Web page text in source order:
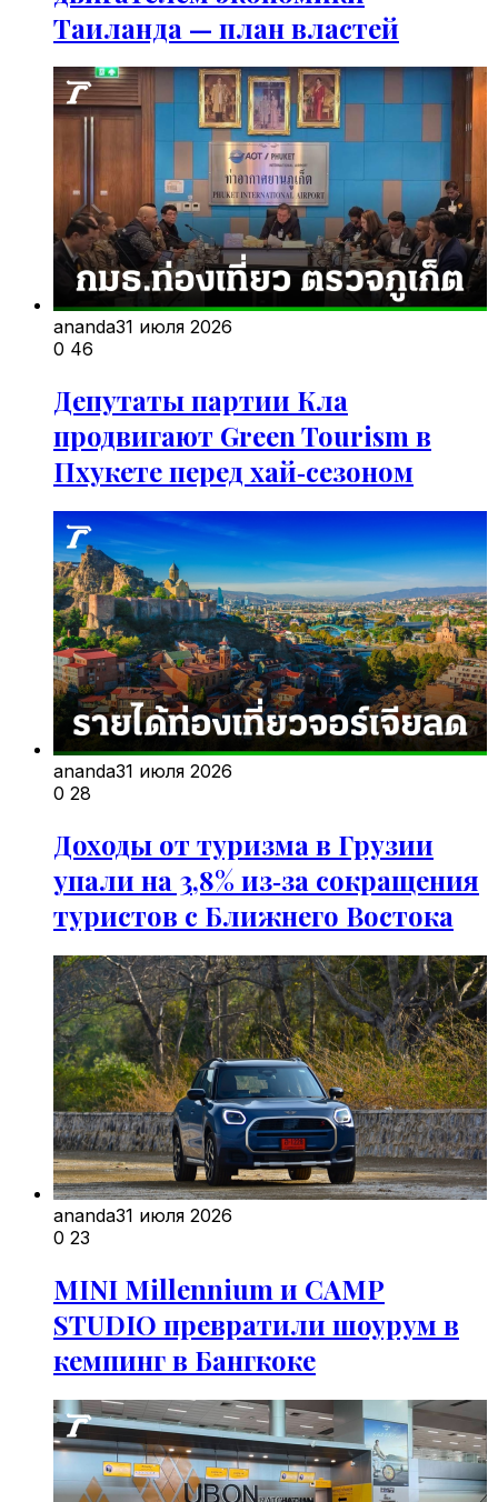
Таиланда — план властей
ananda31 июля 2026
0 46
Депутаты партии Кла
продвигают Green Tourism в
Пхукете перед хай‑сезоном
ananda31 июля 2026
0 28
Доходы от туризма в Грузии
упали на 3,8% из‑за сокращения
туристов с Ближнего Востока
ananda31 июля 2026
0 23
MINI Millennium и CAMP
STUDIO превратили шоурум в
кемпинг в Бангкоке